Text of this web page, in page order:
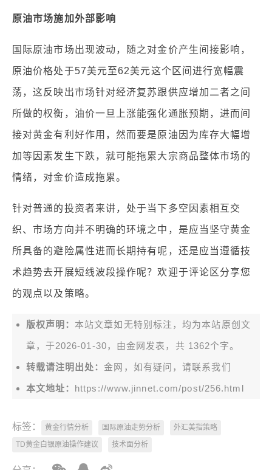
原油市场施加外部影响
国际原油市场出现波动，随之对金价产生间接影响，
原油价格处于57美元至62美元这个区间进行宽幅震
荡，这反映出市场针对经济复苏跟供应增加二者之间
所做的权衡，油价一旦上涨能强化通胀预期，进而间
接对黄金有利好作用，然而要是原油因为库存大幅增
加等因素发生下跌，就可能拖累大宗商品整体市场的
情绪，对金价造成拖累。
针对普通的投资者来讲，处于当下多空因素相互交
织、市场方向并不明确的环境之中，是应当坚守黄金
所具备的避险属性进而长期持有呢，还是应当遵循技
术趋势去开展短线波段操作呢？欢迎于评论区分享您
的观点以及策略。
版权声明： 本站文章如无特别标注，均为本站原创文
章，于2026-01-30，由金网 发表，共 1362个字。
转载请注明出处：金网，如有疑问，请联系我们
本文地址： https://www.jinnet.com/post/256.html
标签： 黄金行情分析 国际原油走势分析
外汇美指策略
TD黄金白银原油操作建议
技术面分析